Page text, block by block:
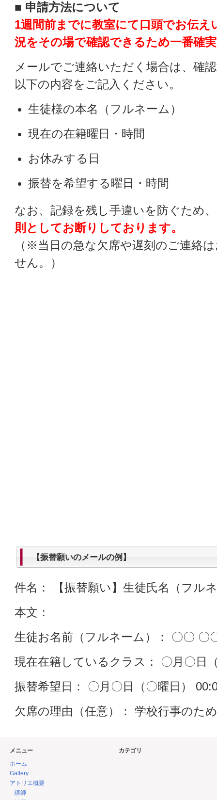
■ 申請方法について
1週間前までに教室にて口頭でお伝え
況をその場で確認できるため一番確
メールでご連絡いただく場合は、確
以下の内容をご記入ください。
生徒様の本名（フルネーム）
現在の在籍曜日・時間
お休みする日
振替を希望する曜日・時間
なお、記録を残し手違いを防ぐため、
則としてお断りしております。
（※当日の急な欠席や遅刻のご連絡
せん。）
【振替願いのメールの例】
件名： 【振替願い】生徒氏名（フル
本文：
生徒お名前（フルネーム）： 〇〇 〇
現在在籍しているクラス： 〇月〇日
振替希望日： 〇月〇日（〇曜日）
欠席の理由（任意）： 学校行事のた
メニュー
ホーム
Gallery
アトリエ概要
講師
カテゴリ